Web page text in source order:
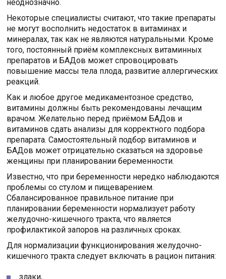
неоднозначно.
Некоторые специалисты считают, что такие препараты
не могут восполнить недостаток в витаминах и
минералах, так как не являются натуральными. Кроме
того, постоянный приём комплексных витаминных
препаратов и БАДов может спровоцировать
повышение массы тела плода, развитие аллергических
реакций.
Как и любое другое медикаментозное средство,
витамины должны быть рекомендованы лечащим
врачом. Желательно перед приёмом БАДов и
витаминов сдать анализы для корректного подбора
препарата. Самостоятельный подбор витаминов и
БАДов может отрицательно сказаться на здоровье
женщины при планировании беременности.
Известно, что при беременности нередко наблюдаются
проблемы со стулом и пищеварением.
Сбалансированное правильное питание при
планировании беременности нормализует работу
желудочно-кишечного тракта, что является
профилактикой запоров на различных сроках.
Для нормализации функционирования желудочно-
кишечного тракта следует включать в рацион питания:
злаки,